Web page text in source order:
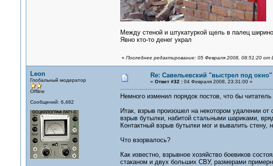
Между стеной и штукатуркой щель в палец
Явно кто-то денег украл
« Последнее редактирование: 05 Февраля 2008, 08:51:20 от
Leon
Глобальный модератор
Offline
Сообщений: 6,482
Re: Савельевский "выстрел под окно"
« Ответ #32 :04 Февраля 2008, 23:31:00 »
Немного изменил порядок постов, что бы
Итак, взрыв произошел на некотором удалении
взрыв бутылки, набитой стальными шариками,
Контактный взрыв бутылки мог и вывалить
Что взорвалось?
Как известно, взрывное хозяйство боевиков
стаканом и двух больших СВУ, размерами